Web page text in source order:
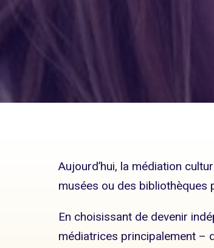
Aujourd’hui, la médiation
musées ou des bibliothèques
En choisissant de devenir
médiatrices principalement –